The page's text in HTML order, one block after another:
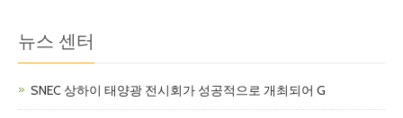
뉴스 센터
SNEC 상하이 태양광 전시회가 성공적으로 개최되어 G